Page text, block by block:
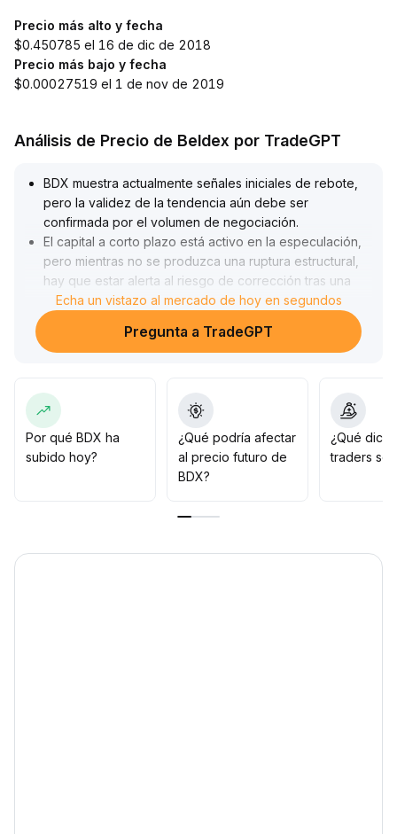
Precio más alto y fecha
$0.450785 el 16 de dic de 2018
Precio más bajo y fecha
$0.00027519 el 1 de nov de 2019
Análisis de Precio de Beldex por TradeGPT
BDX muestra actualmente señales iniciales de rebote,
pero la validez de la tendencia aún debe ser
confirmada por el volumen de negociación.
El capital a corto plazo está activo en la especulación,
pero mientras no se produzca una ruptura estructural,
hay que estar alerta al riesgo de corrección tras una
subida débil; se recomienda evitar perseguir las
subidas o vender en pánico
En cuanto a estrategia, se sugiere comprar en caídas,
técnicos clave, y esperar pacientemente una ruptura
con aumento de volumen para incrementar la posición
Echa un vistazo al mercado de hoy en segundos
Pregunta a TradeGPT
Por qué BDX ha
subido hoy?
¿Qué podría afectar
al precio futuro de
BDX?
¿Qué
traders